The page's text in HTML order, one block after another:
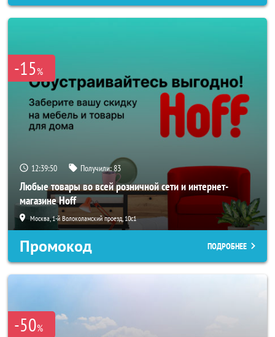
-15%
12:39:48 Получили:83
Любые товары во всей розничной сети и интернет-
магазине Hoff
Москва, 1-й Волоколамский проезд, 10с1
Промокод ПОДРОБНЕЕ
-50%